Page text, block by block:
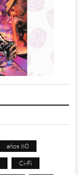
años 80
Ci-Fi